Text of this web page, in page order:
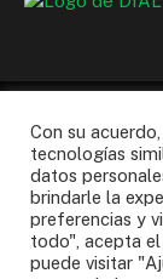
Con su
tecnologías
datos
brindarle la
preferencias y
todo", acepta el
puede visitar